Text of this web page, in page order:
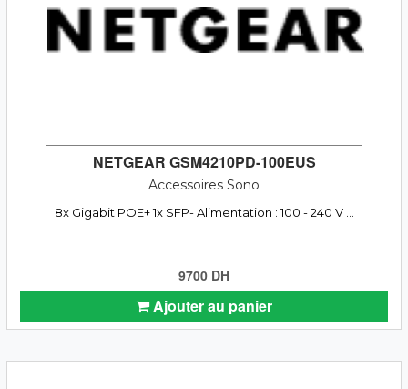
NETGEAR GSM4210PD-100EUS
Accessoires Sono
8x Gigabit POE+ 1x SFP- Alimentation : 100 - 240 V ...
9700 DH
Ajouter au panier